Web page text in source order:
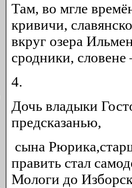
Там, во мгле
кривичи,
вкруг озера
сродники,
4.
Дочь владыки
предсказанью,
сына
править стал
Мологи до